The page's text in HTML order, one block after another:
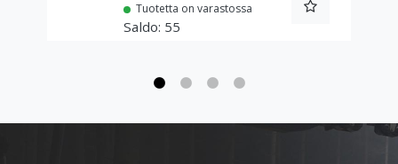
Tuotetta on varastossa
55